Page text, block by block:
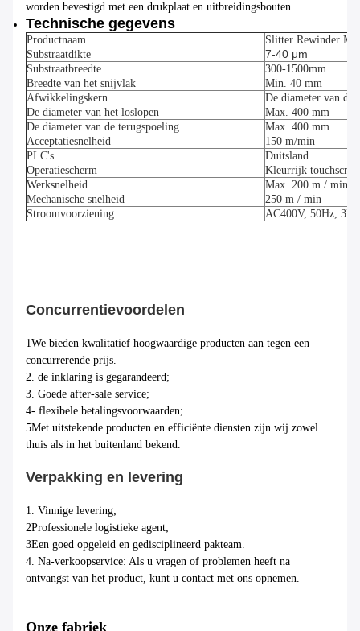
worden bevestigd met een drukplaat en uitbreidingsbouten.
Technische gegevens
Productnaam
Slitter Rewinder
Substraatdikte
7-40 μm
Substraatbreedte 300-1500mm
Breedte van het snijvlak
Min. 40 mm
Afwikkelingskern
De diameter van de
De diameter van het loslopen
Max. 400 mm
De diameter van de terugspoeling
Max. 400 mm
Acceptatiesnelheid
150 m/min
PLC's
Duitsland
Operatiescherm
Kleurrijk
Werksnelheid
Max. 200 m / min.
Mechanische snelheid
250 m / min
Stroomvoorziening
AC400V, 50Hz, 3P